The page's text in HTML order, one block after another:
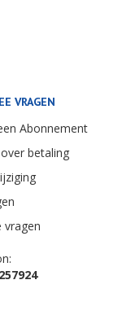
VRAGEN
Abonnement
betaling
vragen